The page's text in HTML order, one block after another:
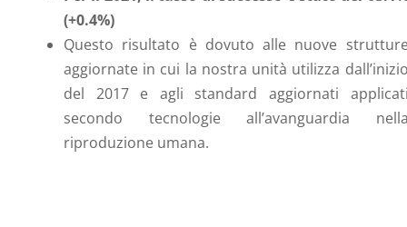
(+0.4%)
Questo risultato è dovuto alle nuove
aggiornate in cui la nostra unità utilizza
del 2017 e agli standard aggiornati
secondo tecnologie all’avanguardia
riproduzione umana.